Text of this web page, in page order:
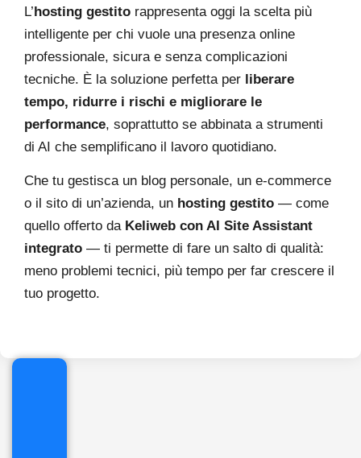
L’hosting gestito rappresenta oggi la scelta più
intelligente per chi vuole una presenza online
professionale, sicura e senza complicazioni
tecniche. È la soluzione perfetta per liberare
tempo, ridurre i rischi e migliorare le
performance, soprattutto se abbinata a strumenti
di AI che semplificano il lavoro quotidiano.
Che tu gestisca un blog personale, un e-commerce
o il sito di un’azienda, un hosting gestito — come
quello offerto da Keliweb con AI Site Assistant
integrato — ti permette di fare un salto di qualità:
meno problemi tecnici, più tempo per far crescere il
tuo progetto..online